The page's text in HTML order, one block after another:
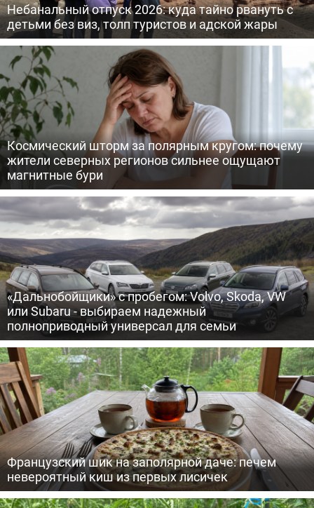
Небанальный отпуск 2026: куда тайно рвануть с
детьми без виз, толп туристов и адской жары
Космический шторм за полярным кругом: почему
жители северных регионов сильнее ощущают
магнитные бури
«Дальнобойщики» с пробегом: Volvo, Skoda, VW
или Subaru - выбираем надежный
полноприводный универсал для семьи
Французский шик на заполярной даче: печем
невероятный киш из первых лисичек